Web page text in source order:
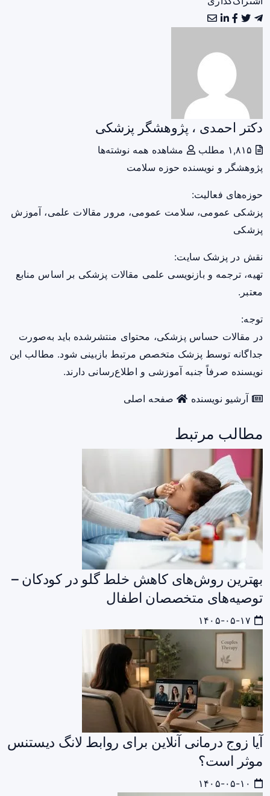
دکتر احمدی ، پژوهشگر پزشکی
مشاهده همه نوشته‌ها
پژوهشگر و نویسنده حوزه سلامت
حوزه‌های فعالیت:
پزشکی عمومی، سلامت عمومی، مرور مقالات علمی، آموزش
پزشکی
نقش در پزشک سایت:
تهیه، ترجمه و بازنویسی علمی مقالات پزشکی بر اساس منابع
معتبر.
توجه:
در مقالات حساس پزشکی، محتوای منتشرشده باید به‌صورت
جداگانه توسط پزشک متخصص مرتبط بازبینی شود. مطالب این
نویسنده صرفاً جنبه آموزشی و اطلاع‌رسانی دارند.
آرشیو نویسنده صفحه اصلی
مطالب مرتبط
بهترین روش‌های کاهش خلط گلو در کودکان –
توصیه‌های متخصصان اطفال
آیا زوج درمانی آنلاین برای روابط لانگ دیستنس
موثر است؟